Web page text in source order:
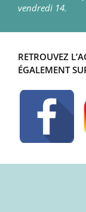
vendredi 14.
RETROUVEZ
ÉGALEMENT